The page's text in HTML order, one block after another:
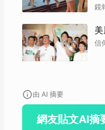
鏡
信
由 AI 摘要
網友貼文AI摘